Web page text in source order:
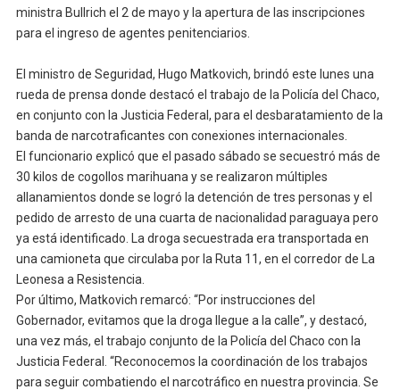
ministra Bullrich el 2 de mayo y la apertura de las inscripciones
para el ingreso de agentes penitenciarios.
El ministro de Seguridad, Hugo Matkovich, brindó este lunes una
rueda de prensa donde destacó el trabajo de la Policía del Chaco,
en conjunto con la Justicia Federal, para el desbaratamiento de la
banda de narcotraficantes con conexiones internacionales.
El funcionario explicó que el pasado sábado se secuestró más de
30 kilos de cogollos marihuana y se realizaron múltiples
allanamientos donde se logró la detención de tres personas y el
pedido de arresto de una cuarta de nacionalidad paraguaya pero
ya está identificado. La droga secuestrada era transportada en
una camioneta que circulaba por la Ruta 11, en el corredor de La
Leonesa a Resistencia.
Por último, Matkovich remarcó: “Por instrucciones del
Gobernador, evitamos que la droga llegue a la calle”, y destacó,
una vez más, el trabajo conjunto de la Policía del Chaco con la
Justicia Federal. “Reconocemos la coordinación de los trabajos
para seguir combatiendo el narcotráfico en nuestra provincia. Se